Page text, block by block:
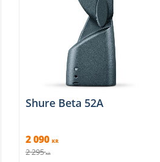
Shure Beta 52A
2 090 KR
2 295 KR